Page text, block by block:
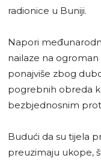
radionice u Buniji.
Napori
nailaze na
ponajviše zbog
pogrebnih obreda
bezbjednosnim
Budući da su tijela
preuzimaju ukope,